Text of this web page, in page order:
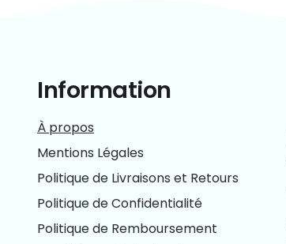
Information
À propos
Mentions Légales
Politique de Livraisons et Retours
Politique de Confidentialité
Politique de Remboursement